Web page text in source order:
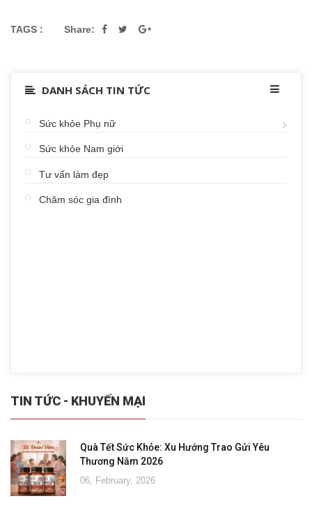
TAGS : Share:
DANH SÁCH TIN TỨC
Sức khỏe Phụ nữ
Sức khỏe Nam giới
Tư vấn làm đẹp
Chăm sóc gia đình
TIN TỨC - KHUYẾN MẠI
Quà Tết Sức Khỏe: Xu Hướng Trao Gửi Yêu
Thương Năm 2026
06, February, 2026